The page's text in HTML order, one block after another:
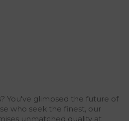
You've glimpsed the future of
who seek the finest, our
unmatched quality at